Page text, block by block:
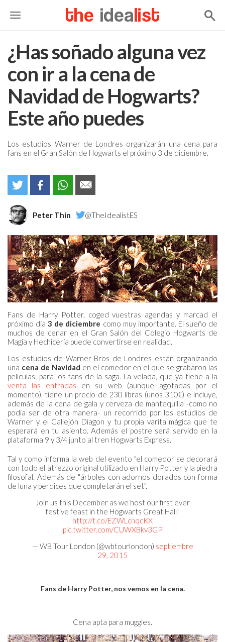
the idea list
¿Has soñado alguna vez
con ir a la cena de
Navidad de Hogwarts?
Este año puedes
Los estudios Warner de Londres organizarán una cena para
fans en el Gran Salón de Hogwarts el próximo 3 de diciembre.
Peter Thin @TheIdealistES
Fans de Harry Potter, coged vuestras agendas y marcad el
próximo día3 de diciembre como muy importante. El sueño de
muchos de cenar en el Gran Salón del Colegio Hogwarts de
Magia y Hechicería puede convertirse en realidad.
Los estudios de Warner Bros de Londres están organizando
una cena de Navidad en el comedor en el que se grabaron las
películas, para los fans de la saga. La velada, que ya tiene a la
venta las entradas en su web (aunque agotadas por el
momento), tiene un precio de 230 libras (unos 310€) e incluye,
además de la cena de gala y cerveza de mantequilla -como no
podía ser de otra manera- un recorrido por los estudios de
Warner y el Callejón Diagon y tu propia varita mágica que te
esperará en tu asiento. Además el postre será servido en la
plataforma 9 y 3/4 junto al tren Hogwarts Express.
Tal y como informa la web del evento "el comedor se decorará
con todo el atrezzo original utilizado en Harry Potter y la piedra
filosofal. Además de "árboles con adornos dorados con forma
de luna y perdices que completarán el set".
Join us this December as we host our first ever
festive feast in the Hogwarts Great Hall!
http://t.co/EZWLcnqcKX
pic.twitter.com/CUWXBkv3GP
— WB Tour London (@wbtourlondon) septiembre
29, 2015
Fans de Harry Potter, nos vemos en la cena.
Cena apta para muggles.